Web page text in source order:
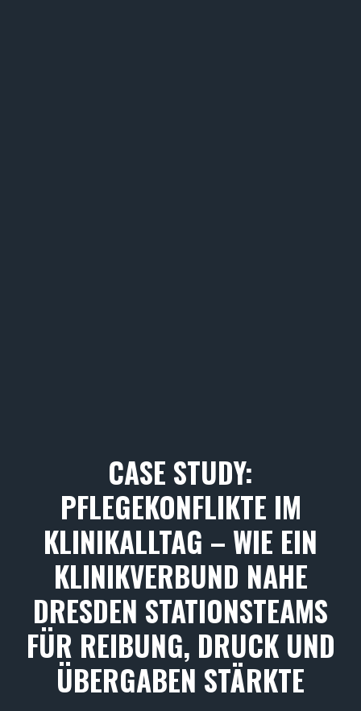
CASE STUDY:
PFLEGEKONFLIKTE IM
KLINIKALLTAG – WIE EIN
KLINIKVERBUND NAHE
DRESDEN STATIONSTEAMS
FÜR REIBUNG, DRUCK UND
ÜBERGABEN STÄRKTE